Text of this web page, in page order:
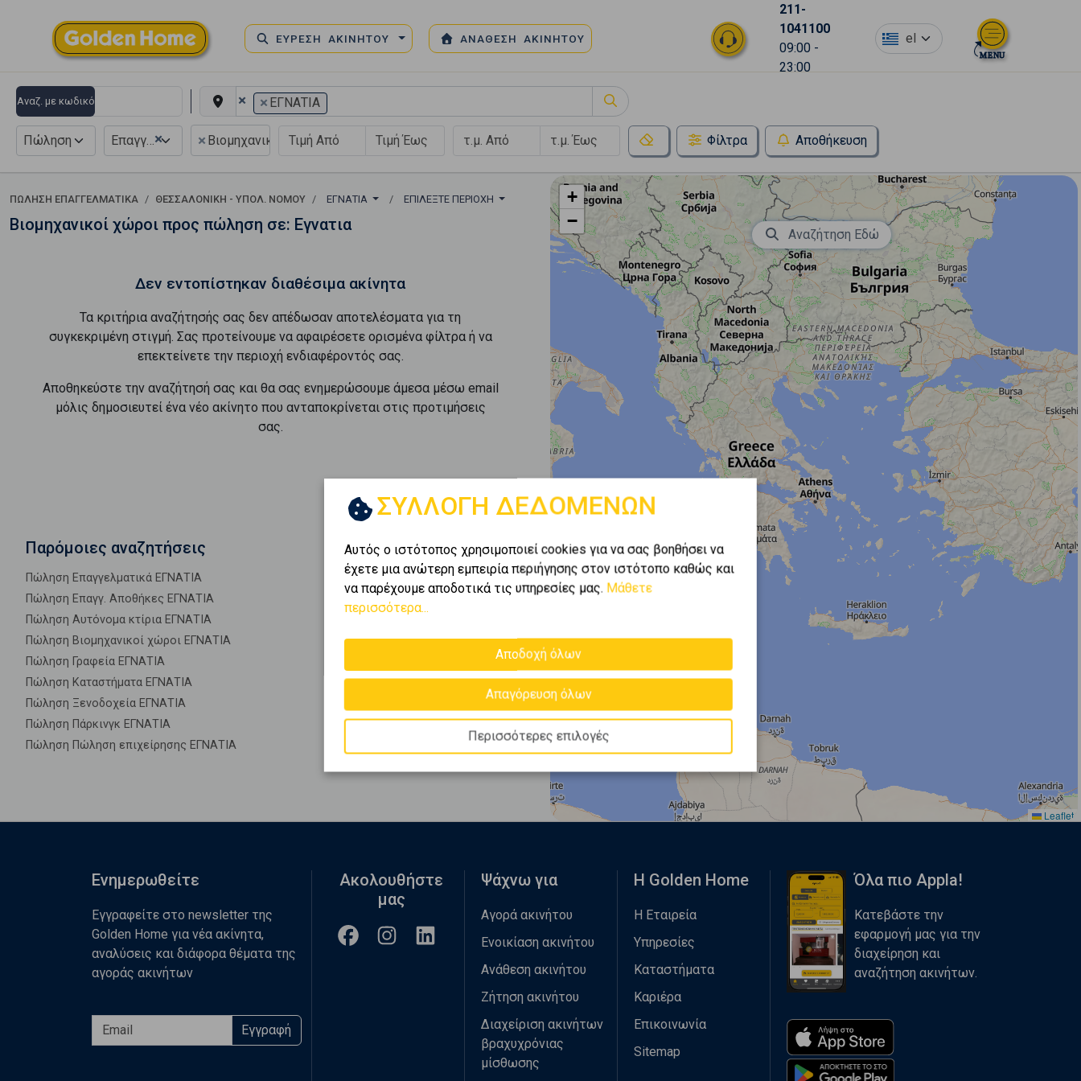
ΕΥΡΕΣΗ ΑΚΙΝΗΤΟΥ ΑΝΑΘΕΣΗ ΑΚΙΝΗΤΟΥ
211-
1041100
09:00 -
23:00
el
Αναζ. με κωδικό × × ΕΓΝΑΤΙΑ
Πώληση ×
Επαγγελματικό × Βιομηχανικός - Βιοτεχνικός Χώρος Φίλτρα Αποθήκευση
ΠΏΛΗΣΗ ΕΠΑΓΓΕΛΜΑΤΙΚΆ ΘΕΣΣΑΛΟΝΙΚΗ - ΥΠΟΛ. ΝΟΜΟΥ ΕΓΝΑΤΙΑ ΕΠΙΛΈΞΤΕ ΠΕΡΙΟΧΉ
Βιομηχανικοί χώροι προς πώληση σε: Εγνατια
Δεν εντοπίστηκαν διαθέσιμα ακίνητα
Τα κριτήρια αναζήτησής σας δεν απέδωσαν αποτελέσματα για τη
συγκεκριμένη στιγμή. Σας προτείνουμε να αφαιρέσετε ορισμένα φίλτρα ή να
επεκτείνετε την περιοχή ενδιαφέροντός σας.
Αποθηκεύστε την αναζήτησή σας και θα σας ενημερώσουμε άμεσα μέσω email
μόλις δημοσιευτεί ένα νέο ακίνητο που ανταποκρίνεται στις προτιμήσεις
σας.
Παρόμοιες αναζητήσεις
Πώληση Επαγγελματικά ΕΓΝΑΤΙΑ
Πώληση Επαγγ. Αποθήκες ΕΓΝΑΤΙΑ
Πώληση Αυτόνομα κτίρια ΕΓΝΑΤΙΑ
Πώληση Βιομηχανικοί χώροι ΕΓΝΑΤΙΑ
Πώληση Γραφεία ΕΓΝΑΤΙΑ
Πώληση Καταστήματα ΕΓΝΑΤΙΑ
Πώληση Ξενοδοχεία ΕΓΝΑΤΙΑ
Πώληση Πάρκινγκ ΕΓΝΑΤΙΑ
Πώληση Πώληση επιχείρησης ΕΓΝΑΤΙΑ
+
−
Leaflet
Αναζήτηση Εδώ
ΣΥΛΛΟΓΗ ΔΕΔΟΜΕΝΩΝ
Αυτός ο ιστότοπος χρησιμοποιεί cookies για να σας βοηθήσει να
έχετε μια ανώτερη εμπειρία περιήγησης στον ιστότοπο καθώς και
να παρέχουμε αποδοτικά τις υπηρεσίες μας. Μάθετε
περισσότερα...
Αποδοχή όλων
Απαγόρευση όλων
Περισσότερες επιλογές
Ενημερωθείτε
Εγγραφείτε στο newsletter της
Golden Home για νέα ακίνητα,
αναλύσεις και διάφορα θέματα της
αγοράς ακινήτων
Εγγραφή
Ακολουθήστε
μας
Ψάχνω για
Αγορά ακινήτου
Ενοικίαση ακινήτου
Ανάθεση ακινήτου
Ζήτηση ακινήτου
Διαχείριση ακινήτων
βραχυχρόνιας
μίσθωσης
Η Golden Home
Η Εταιρεία
Υπηρεσίες
Καταστήματα
Καριέρα
Επικοινωνία
Sitemap
Όλα πιο Appla!
Κατεβάστε την
εφαρμογή μας για την
διαχείρηση και
αναζήτηση ακινήτων.